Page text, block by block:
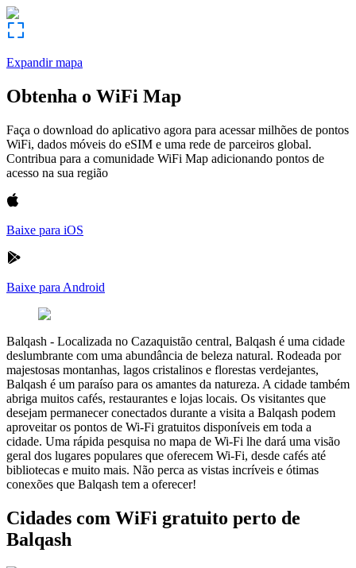
Expandir mapa
Obtenha o WiFi Map
Faça o download do aplicativo agora para acessar milhões de pontos
WiFi, dados móveis do eSIM e uma rede de parceiros global.
Contribua para a comunidade WiFi Map adicionando pontos de
acesso na sua região
Baixe para iOS
Baixe para Android
Balqash - Localizada no Cazaquistão central, Balqash é uma cidade
deslumbrante com uma abundância de beleza natural. Rodeada por
majestosas montanhas, lagos cristalinos e florestas verdejantes,
Balqash é um paraíso para os amantes da natureza. A cidade também
abriga muitos cafés, restaurantes e lojas locais. Os visitantes que
desejam permanecer conectados durante a visita a Balqash podem
aproveitar os pontos de Wi-Fi gratuitos disponíveis em toda a
cidade. Uma rápida pesquisa no mapa de Wi-Fi lhe dará uma visão
geral dos lugares populares que oferecem Wi-Fi, desde cafés até
bibliotecas e muito mais. Não perca as vistas incríveis e ótimas
conexões que Balqash tem a oferecer!
Cidades com WiFi gratuito perto de
Balqash